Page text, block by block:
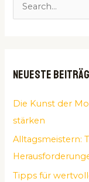
e
c
h
Neueste
Die Kunst der
stärken
Alltagsmeistern:
Tipps für